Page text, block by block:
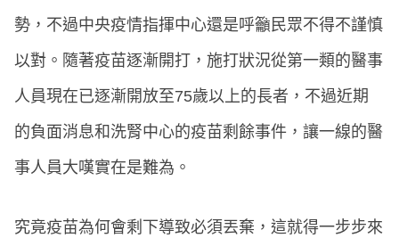
勢，不過中央疫情指揮中心還是呼籲民眾不得不謹慎
以對。隨著疫苗逐漸開打，施打狀況從第一類的醫事
人員現在已逐漸開放至75歲以上的長者，不過近期
的負面消息和洗腎中心的疫苗剩餘事件，讓一線的醫
事人員大嘆實在是難為。
究竟疫苗為何會剩下導致必須丟棄，這就得一步步來